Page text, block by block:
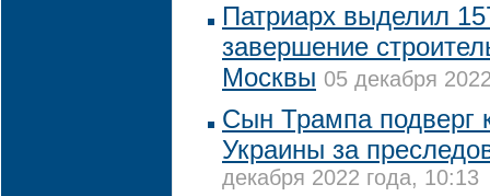
Патриарх выделил
завершение
Москвы 05 декабря
Сын Трампа подверг
Украины за
декабря 2022 года, 10:13